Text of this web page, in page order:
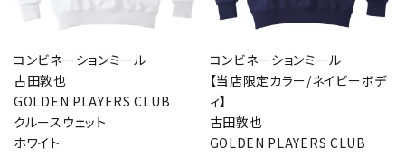
コンビネーションミール
古田敦也
GOLDEN PLAYERS CLUB
クルースウェット
ホワイト
コンビネーションミール
【当店限定カラー/ネイビーボデ
ィ】
古田敦也
GOLDEN PLAYERS CLUB